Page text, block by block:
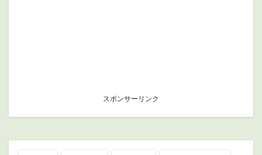
スポンサーリンク